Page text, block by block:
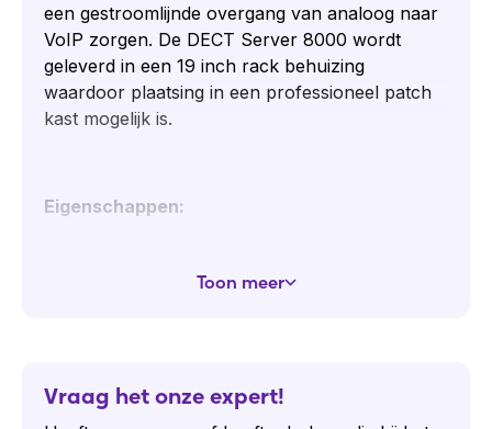
een gestroomlijnde overgang van analoog naar
VoIP zorgen. De DECT Server 8000 wordt
geleverd in een 19 inch rack behuizing
waardoor plaatsing in een professioneel patch
kast mogelijk is.
Eigenschappen:
interfacekaarten
Basisstation:
Toon meer
Vraag het onze expert!